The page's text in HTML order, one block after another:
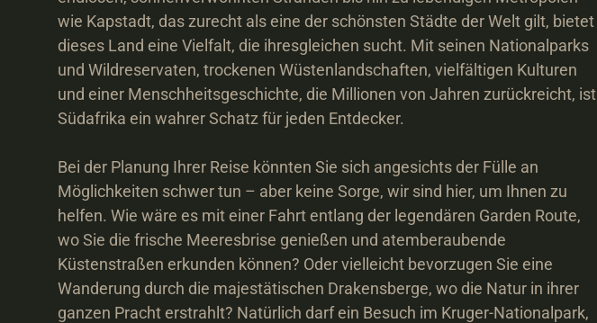
wie Kapstadt, das zurecht als eine der schönsten Städte der Welt gilt, bietet
dieses Land eine Vielfalt, die ihresgleichen sucht. Mit seinen Nationalparks
und Wildreservaten, trockenen Wüstenlandschaften, vielfältigen Kulturen
und einer Menschheitsgeschichte, die Millionen von Jahren zurückreicht, ist
Südafrika ein wahrer Schatz für jeden Entdecker.
Bei der Planung Ihrer Reise könnten Sie sich angesichts der Fülle an
Möglichkeiten schwer tun – aber keine Sorge, wir sind hier, um Ihnen zu
helfen. Wie wäre es mit einer Fahrt entlang der legendären Garden Route,
wo Sie die frische Meeresbrise genießen und atemberaubende
Küstenstraßen erkunden können? Oder vielleicht bevorzugen Sie eine
Wanderung durch die majestätischen Drakensberge, wo die Natur in ihrer
ganzen Pracht erstrahlt? Natürlich darf ein Besuch im Kruger-Nationalpark,